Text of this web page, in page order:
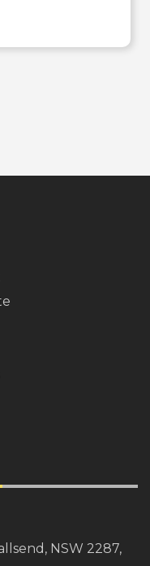
NSW 2287,